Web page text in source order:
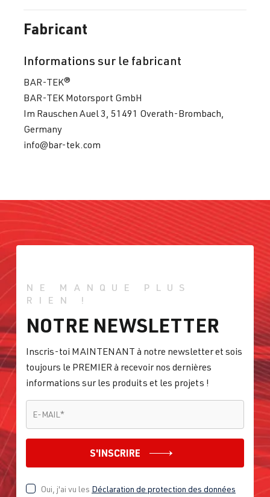
Fabricant
Informations sur le fabricant
BAR-TEK®
BAR-TEK Motorsport GmbH
Im Rauschen Auel 3, 51491 Overath-Brombach,
Germany
info@bar-tek.com
NE MANQUE PLUS
RIEN !
NOTRE NEWSLETTER
Inscris-toi MAINTENANT à notre newsletter et sois
toujours le PREMIER à recevoir nos dernières
informations sur les produits et les projets !
E-MAIL *
S'INSCRIRE
Oui, j'ai vu les Déclaration de protection des données